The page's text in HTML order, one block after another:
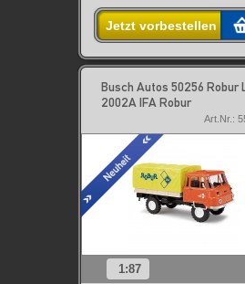
Jetzt vorbestellen
Busch Autos 50256 Robur
2002A IFA Robur
Art.Nr.:
1:87